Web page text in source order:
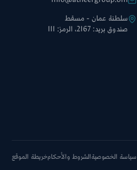
سلطنة عمان - مسقط
صندوق بريد: 2167، الرمز: 111
سياسة الخصوصيةالشروط والأحكامخريطة الموقع